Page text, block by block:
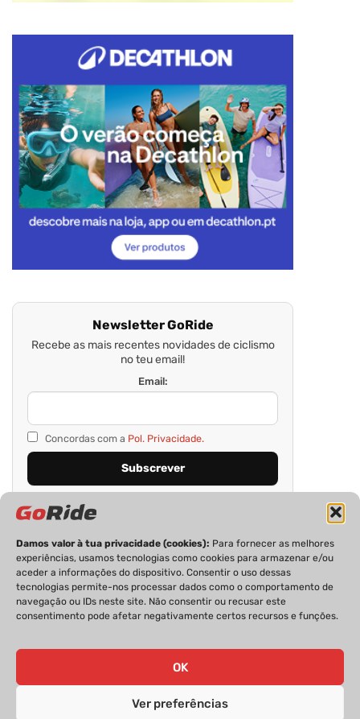
Damos valor à tua privacidade (cookies): Para fornecer as melhores
experiências, usamos tecnologias como cookies para armazenar e/ou
aceder a informações do dispositivo. Consentir o uso dessas
tecnologias permite-nos processar dados como o comportamento de
navegação ou IDs neste site. Não consentir ou recusar este
consentimento pode afetar negativamente certos recursos e funções.
OK
Ver preferências
Newsletter GoRide
Recebe as mais recentes novidades de ciclismo
no teu email!
Email:
Concordas com a Pol. Privacidade.
PRIVACIDADE FICHA TÉCNICA
ESTATUTO EDITORIAL